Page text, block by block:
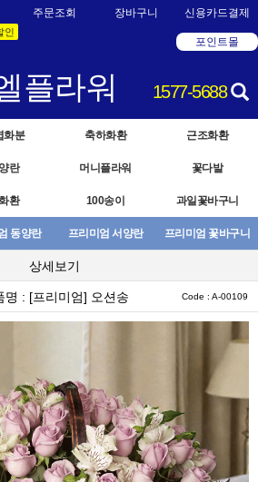
인
주문조회 장바구니 신용카드결제
포인트몰
1577-5688
플라워
화분 축하화환 근조화환
란 머니플라워 꽃다발
환 100송이 과일꽃바구니
동양란 프리미엄 서양란 프리미엄 꽃바구니
상세보기
명 : [프리미엄] 오션송 Code : A-00109